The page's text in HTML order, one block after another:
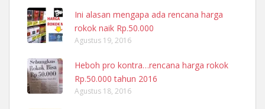
Ini alasan mengapa ada rencana harga
rokok naik Rp.50.000
Agustus 19, 2016
Heboh pro kontra…rencana harga rokok
Rp.50.000 tahun 2016
Agustus 18, 2016